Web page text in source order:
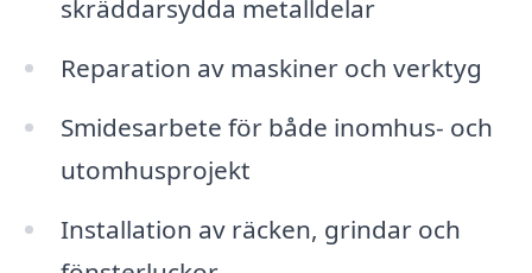
skräddarsydda metalldelar
Reparation av maskiner och verktyg
Smidesarbete för både inomhus- och
utomhusprojekt
Installation av räcken, grindar och